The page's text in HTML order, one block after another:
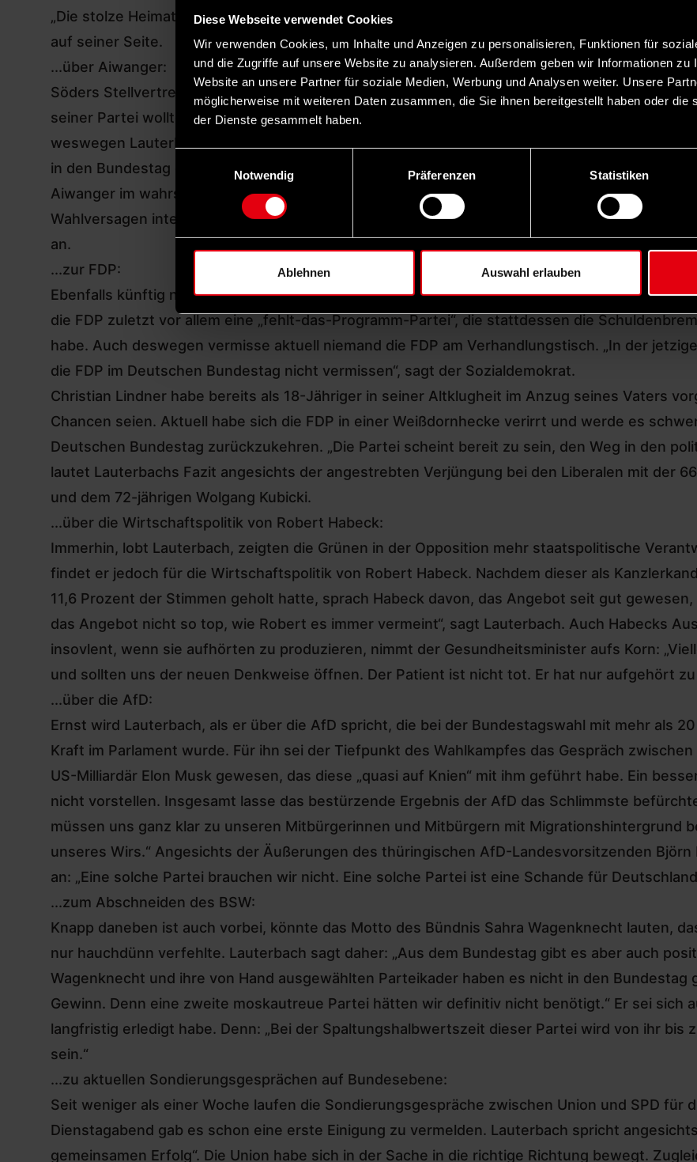
Diese Webseite verwendet Cookies
Wir verwenden Cookies, um Inhalte und Anzeigen zu personalisieren, Funktionen für
und die Zugriffe auf unsere Website zu analysieren. Außerdem geben wir Informationen zu
Website an unsere Partner für soziale Medien, Werbung und Analysen weiter. Unsere
möglicherweise mit weiteren Daten zusammen, die Sie ihnen bereitgestellt haben oder die
der Dienste gesammelt haben.
Notwendig
Präferenzen Statistiken
Ablehnen Auswahl erlauben
„Die stolze Heimat von Haxe und Semmelknödel hat das nicht verdient“, meint Lauterbach
auf seiner Seite.
...über Aiwanger:
Söders Stellvertreter Hubert Aiwanger ist nicht nur Wirtschaftsminister in Bayern, sondern
seiner Partei wollte er drei Direktmandate im Freistaat gewinnen, um so in den Bundestag
weswegen Lauterbach sagt: „Mein besonderer Dank gilt allen Wählerinnen und Wählern hier
in den Bundestag gewählt haben. Im Vergleich zu ihm ist der Vorwurf des Populismus bei
Aiwanger im wahrsten Sinne des Wortes einen Stammtisch auf Beinen nennen. „Ich habe
Wahlversagen intensiv sucht und seinen eigenen Bruder im Verdacht hat“, spielt Lauterbach
an.
...zur FDP:
Ebenfalls künftig nicht mehr dem Bundestag angehören wird ein früherer Koalitionspartner
die FDP zuletzt vor allem eine „fehlt-das-Programm-Partei“, die stattdessen die
habe. Auch deswegen vermisse aktuell niemand die FDP am Verhandlungstisch. „In der
die FDP im Deutschen Bundestag nicht vermissen“, sagt der Sozialdemokrat.
Christian Lindner habe bereits als 18-Jähriger in seiner Altklugheit im Anzug seines Vaters
Chancen seien. Aktuell habe sich die FDP in einer Weißdornhecke verirrt und werde es
Deutschen Bundestag zurückzukehren. „Die Partei scheint bereit zu sein, den Weg in den
lautet Lauterbachs Fazit angesichts der angestrebten Verjüngung bei den Liberalen mit der
und dem 72-jährigen Wolgang Kubicki.
...über die Wirtschaftspolitik von Robert Habeck:
Immerhin, lobt Lauterbach, zeigten die Grünen in der Opposition mehr staatspolitische
findet er jedoch für die Wirtschaftspolitik von Robert Habeck. Nachdem dieser als
11,6 Prozent der Stimmen geholt hatte, sprach Habeck davon, das Angebot seit gut
das Angebot nicht so top, wie Robert es immer vermeint“, sagt Lauterbach. Auch Habecks
insovlent, wenn sie aufhörten zu produzieren, nimmt der Gesundheitsminister aufs Korn:
und sollten uns der neuen Denkweise öffnen. Der Patient ist nicht tot. Er hat nur aufgehört zu
...über die AfD:
Ernst wird Lauterbach, als er über die AfD spricht, die bei der Bundestagswahl mit mehr als
Kraft im Parlament wurde. Für ihn sei der Tiefpunkt des Wahlkampfes das Gespräch
US-Milliardär Elon Musk gewesen, das diese „quasi auf Knien“ mit ihm geführt habe. Ein
nicht vorstellen. Insgesamt lasse das bestürzende Ergebnis der AfD das Schlimmste
müssen uns ganz klar zu unseren Mitbürgerinnen und Mitbürgern mit Migrationshintergrund
unseres Wirs.“ Angesichts der Äußerungen des thüringischen AfD-Landesvorsitzenden
an: „Eine solche Partei brauchen wir nicht. Eine solche Partei ist eine Schande für
...zum Abschneiden des BSW:
Knapp daneben ist auch vorbei, könnte das Motto des Bündnis Sahra Wagenknecht lauten,
nur hauchdünn verfehlte. Lauterbach sagt daher: „Aus dem Bundestag gibt es aber auch
Wagenknecht und ihre von Hand ausgewählten Parteikader haben es nicht in den
Gewinn. Denn eine zweite moskautreue Partei hätten wir definitiv nicht benötigt.“ Er sei sich
langfristig erledigt habe. Denn: „Bei der Spaltungshalbwertszeit dieser Partei wird von ihr bis
sein.“
...zu aktuellen Sondierungsgesprächen auf Bundesebene:
Seit weniger als einer Woche laufen die Sondierungsgespräche zwischen Union und SPD für
Dienstagabend gab es schon eine erste Einigung zu vermelden. Lauterbach spricht
gemeinsamen Erfolg“. Die Union habe sich in der Sache in die richtige Richtung bewegt.